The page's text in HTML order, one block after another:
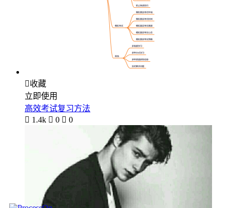
收藏
立即使用
高效考试复习方法
 1.4k  0  0